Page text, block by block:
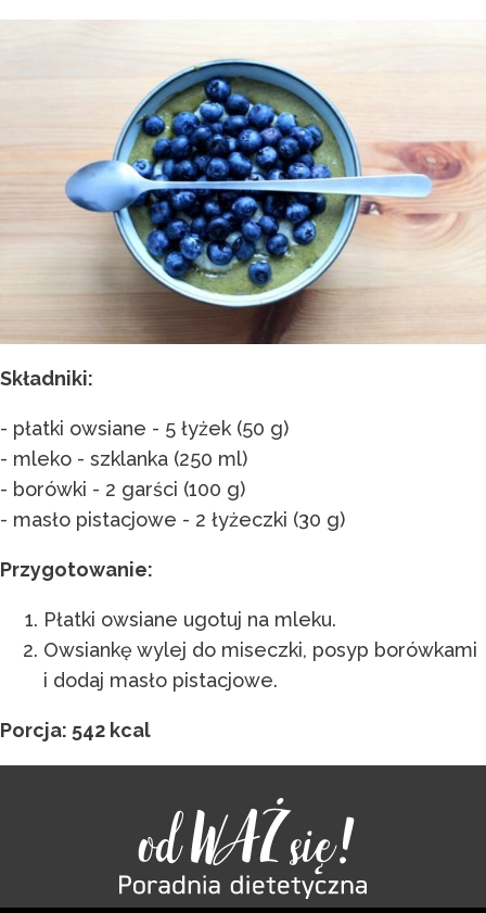
Składniki:
- płatki owsiane - 5 łyżek (50 g)
- mleko - szklanka (250 ml)
- borówki - 2 garści (100 g)
- masło pistacjowe - 2 łyżeczki (30 g)
Przygotowanie:
Płatki owsiane ugotuj na mleku.
Owsiankę wylej do miseczki, posyp borówkami
i dodaj masło pistacjowe.
Porcja: 542 kcal